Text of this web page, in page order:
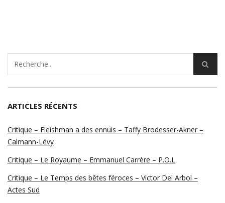
ARTICLES RÉCENTS
Critique – Fleishman a des ennuis – Taffy Brodesser-Akner –
Calmann-Lévy
Critique – Le Royaume – Emmanuel Carrère – P.O.L
Critique – Le Temps des bêtes féroces – Victor Del Arbol –
Actes Sud